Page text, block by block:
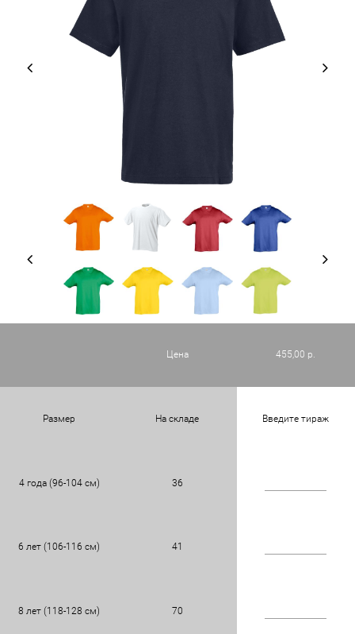
Цена 455,00 р.
Размер На складе Введите тираж
4 года (96-104 см) 36
6 лет (106-116 см) 41
8 лет (118-128 см) 70